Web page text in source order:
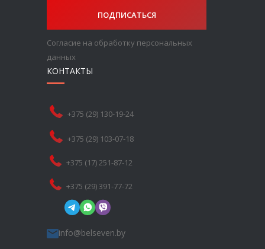
ПОДПИСАТЬСЯ
Согласие на обработку персональных
данных
КОНТАКТЫ
+375 (29) 130-19-24
+375 (29) 103-07-18
+375 (17) 251-87-12
+375 (29) 391-77-72
info@belseven.by